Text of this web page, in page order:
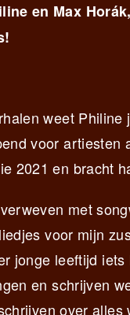
en Max
weet
voor
2021 en bracht
met
voor mijn
jonge leeftijd
en schrijven
over